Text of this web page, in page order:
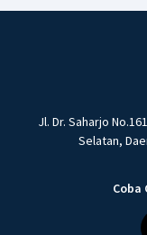
Jl. Dr. Saharjo
Selatan,
Coba